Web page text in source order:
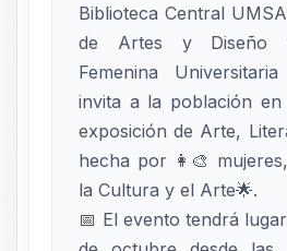
Biblioteca Central
de Artes y Diseño
Femenina
invita a la población
exposición de Arte,
hecha por 👩‍🎨
la Cultura y el Arte🌟.
📅 El evento tendrá